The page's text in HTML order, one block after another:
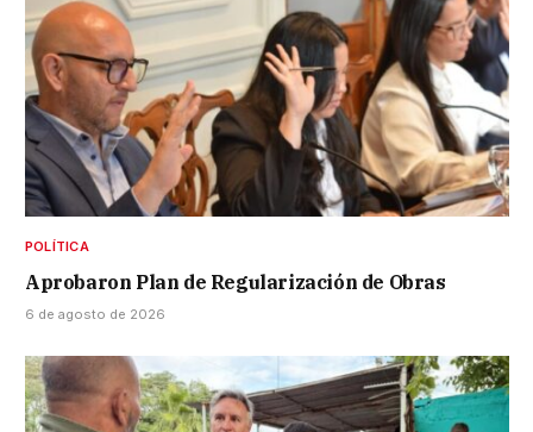
POLÍTICA
Aprobaron Plan de Regularización de Obras
6 de agosto de 2026